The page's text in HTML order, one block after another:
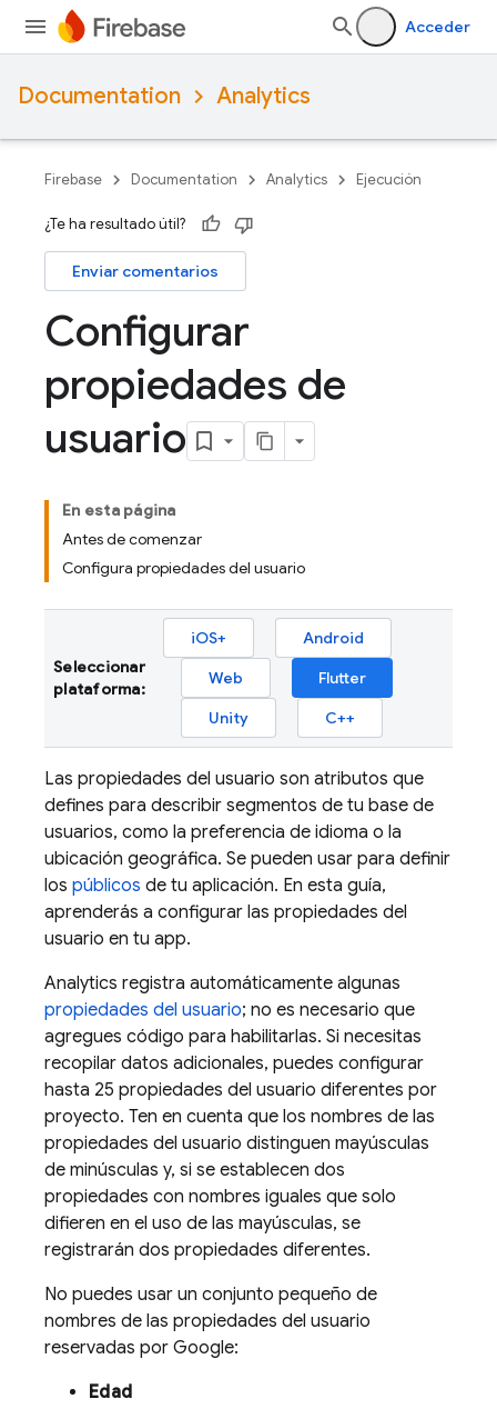
Acceder
Documentation Analytics
Firebase Documentation Analytics Ejecución
¿Te ha resultado útil?
Enviar comentarios
Configurar
propiedades de
usuario
En esta página
Antes de comenzar
Configura propiedades del usuario
Seleccionar
plataforma:
iOS+
Android
Web
Flutter
Unity
C++
Las propiedades del usuario son atributos que
defines para describir segmentos de tu base de
usuarios, como la preferencia de idioma o la
ubicación geográfica. Se pueden usar para definir
los públicos de tu aplicación. En esta guía,
aprenderás a configurar las propiedades del
usuario en tu app.
Analytics registra automáticamente algunas
propiedades del usuario; no es necesario que
agregues código para habilitarlas. Si necesitas
recopilar datos adicionales, puedes configurar
hasta 25 propiedades del usuario diferentes por
proyecto. Ten en cuenta que los nombres de las
propiedades del usuario distinguen mayúsculas
de minúsculas y, si se establecen dos
propiedades con nombres iguales que solo
difieren en el uso de las mayúsculas, se
registrarán dos propiedades diferentes.
No puedes usar un conjunto pequeño de
nombres de las propiedades del usuario
reservadas por Google:
Edad